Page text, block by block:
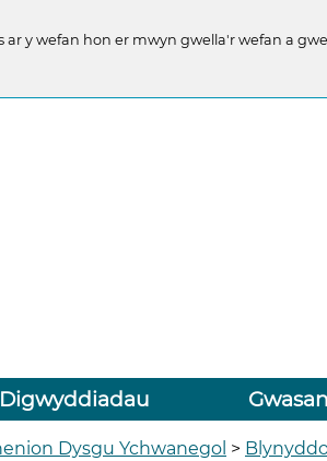
ar y wefan hon er mwyn gwella'r wefan a
Digwyddiadau
Dysgu Ychwanegol >